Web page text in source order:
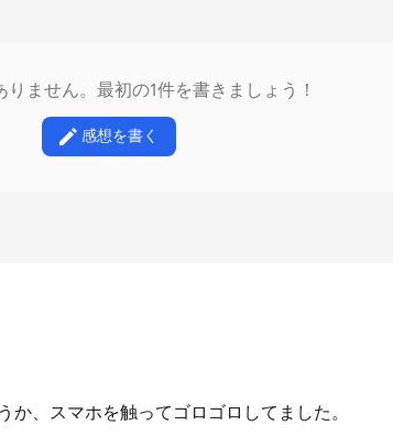
りません。最初の1件を書きましょう！
感想を書く
、スマホを触ってゴロゴロしてました。